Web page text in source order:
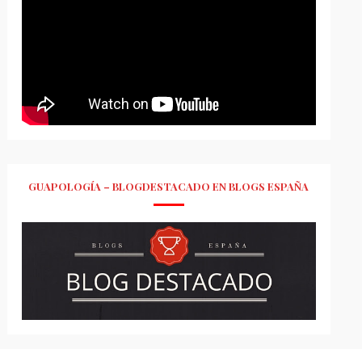
GUAPOLOGÍA – BLOGDESTACADO EN BLOGS ESPAÑA